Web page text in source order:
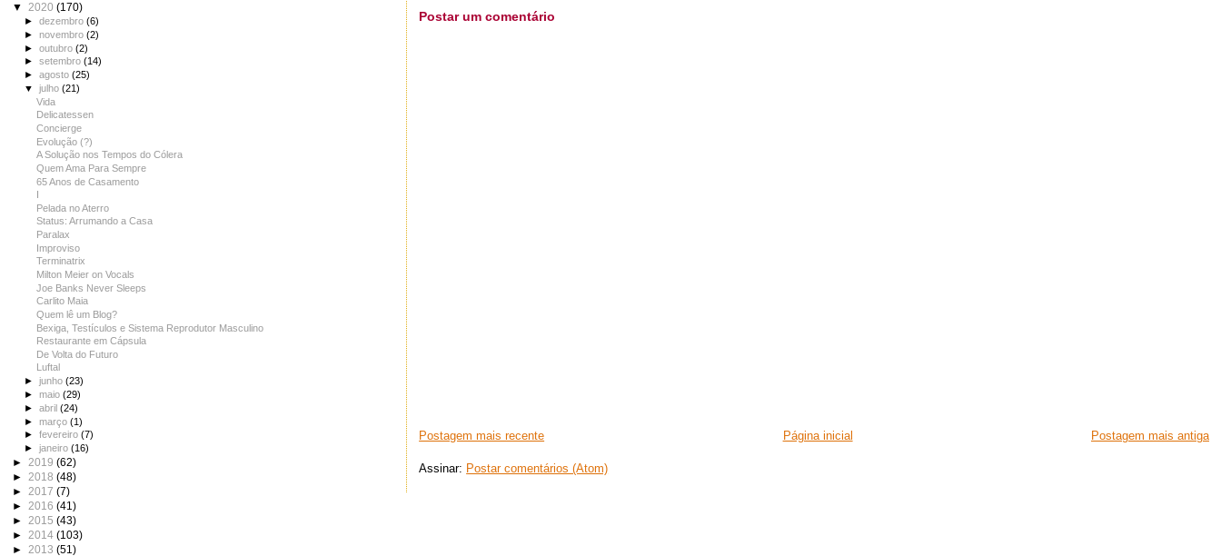
Postar um comentário
Postagem mais recente Postagem mais antiga
Página inicial
Assinar: Postar comentários (Atom)
▼ 2020 (170)
►dezembro(6)
►novembro(2)
►outubro(2)
►setembro(14)
►agosto(25)
▼julho(21)
Vida
Delicatessen
Concierge
Evolução (?)
A Solução nos Tempos do Cólera
Quem Ama Para Sempre
65 Anos de Casamento
I
Pelada no Aterro
Status: Arrumando a Casa
Paralax
Improviso
Terminatrix
Milton Meier on Vocals
Joe Banks Never Sleeps
Carlito Maia
Quem lê um Blog?
Bexiga, Testículos e Sistema Reprodutor Masculino
Restaurante em Cápsula
De Volta do Futuro
Luftal
►junho(23)
►maio(29)
►abril(24)
►março(1)
►fevereiro(7)
►janeiro(16)
► 2019 (62)
► 2018 (48)
► 2017 (7)
► 2016 (41)
► 2015 (43)
► 2014 (103)
► 2013 (51)